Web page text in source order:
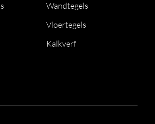
Wandtegels
Vloertegels
Kalkverf